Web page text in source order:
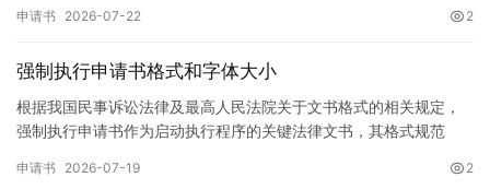
申请书 2026-07-22 2
强制执行申请书格式和字体大小
根据我国民事诉讼法律及最高人民法院关于文书格式的相关规定，
强制执行申请书作为启动执行程序的关键法律文书，其格式规范
纸张与…
申请书 2026-07-19 2